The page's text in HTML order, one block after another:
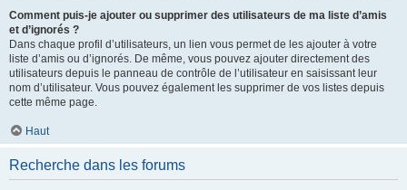
Comment puis-je ajouter ou supprimer des utilisateurs de ma liste d’amis
et d’ignorés ?
Dans chaque profil d’utilisateurs, un lien vous permet de les ajouter à votre
liste d’amis ou d’ignorés. De même, vous pouvez ajouter directement des
utilisateurs depuis le panneau de contrôle de l’utilisateur en saisissant leur
nom d’utilisateur. Vous pouvez également les supprimer de vos listes depuis
cette même page.
Haut
Recherche dans les forums